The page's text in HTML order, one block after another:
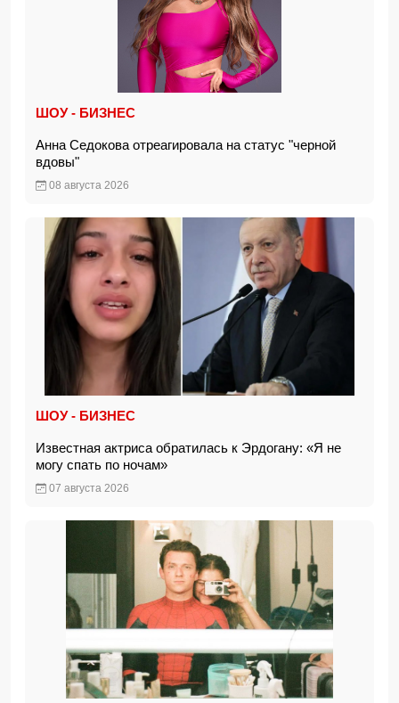
ШОУ - БИЗНЕС
Анна Седокова отреагировала на статус "черной
вдовы"
08 августа 2026
ШОУ - БИЗНЕС
Известная актриса обратилась к Эрдогану: «Я не
могу спать по ночам»
07 августа 2026